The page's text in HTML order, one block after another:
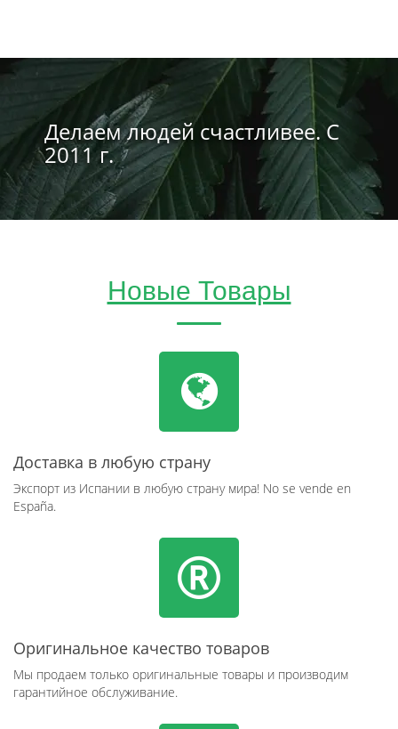
Делаем людей счастливее. С
2011 г.
Новые Товары
Доставка в любую страну
Экспорт из Испании в любую страну мира! No se vende en
España.
Оригинальное качество товаров
Мы продаем только оригинальные товары и производим
гарантийное обслуживание.